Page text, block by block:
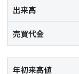
出来高
売買代金
年初来高値